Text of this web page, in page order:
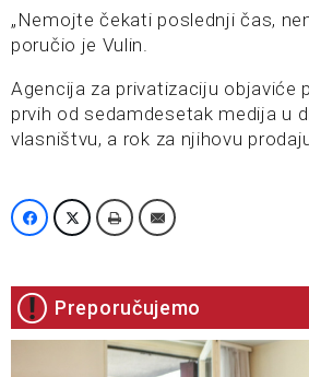
„Nemojte čekati poslednji čas,
poručio je Vulin.
Agencija za privatizaciju objaviće
prvih od sedamdesetak medija u
vlasništvu, a rok za njihovu
Preporučujemo